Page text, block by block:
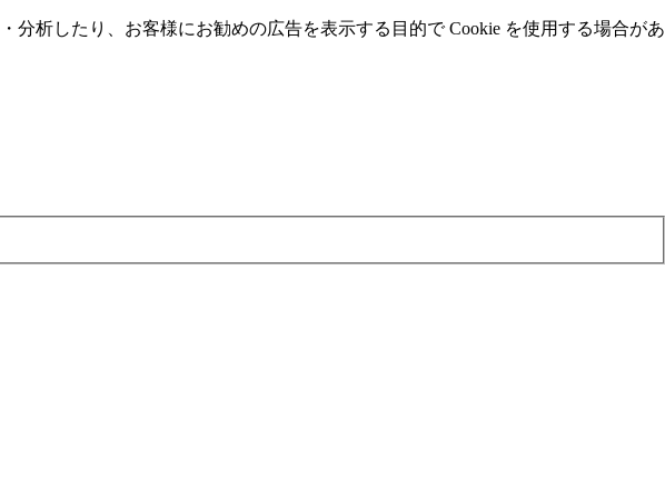
析したり、お客様にお勧めの広告を表⽰する⽬的で Cookie を使⽤する場合があ